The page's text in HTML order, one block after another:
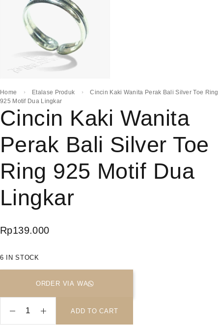
Home Etalase Produk
Cincin Kaki Wanita Perak Bali Silver Toe Ring
925 Motif Dua Lingkar
Cincin Kaki Wanita
Perak Bali Silver Toe
Ring 925 Motif Dua
Lingkar
Rp139.000
6 IN STOCK
ORDER VIA WA
ADD TO CART